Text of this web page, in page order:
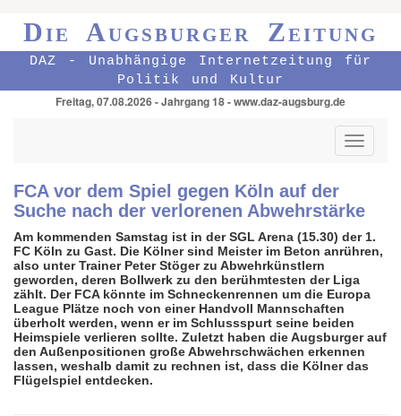
Die Augsburger Zeitung
DAZ - Unabhängige Internetzeitung für
Politik und Kultur
Freitag, 07.08.2026 - Jahrgang 18 - www.daz-augsburg.de
Toggle
FCA vor dem Spiel gegen Köln auf der
Suche nach der verlorenen Abwehrstärke
Am kommenden Samstag ist in der SGL Arena (15.30) der 1.
FC Köln zu Gast. Die Kölner sind Meister im Beton anrühren,
also unter Trainer Peter Stöger zu Abwehrkünstlern
geworden, deren Bollwerk zu den berühmtesten der Liga
zählt. Der FCA könnte im Schneckenrennen um die Europa
League Plätze noch von einer Handvoll Mannschaften
überholt werden, wenn er im Schlussspurt seine beiden
Heimspiele verlieren sollte. Zuletzt haben die Augsburger auf
den Außenpositionen große Abwehrschwächen erkennen
lassen, weshalb damit zu rechnen ist, dass die Kölner das
Flügelspiel entdecken.